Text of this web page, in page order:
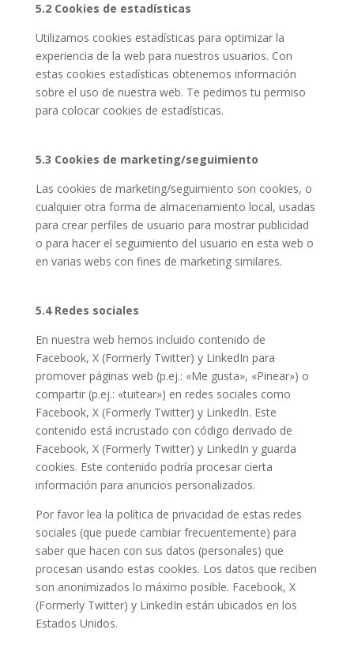
5.2 Cookies de estadísticas
Utilizamos cookies estadísticas para optimizar la
experiencia de la web para nuestros usuarios. Con
estas cookies estadísticas obtenemos información
sobre el uso de nuestra web. Te pedimos tu permiso
para colocar cookies de estadísticas.
5.3 Cookies de marketing/seguimiento
Las cookies de marketing/seguimiento son cookies, o
cualquier otra forma de almacenamiento local, usadas
para crear perfiles de usuario para mostrar publicidad
o para hacer el seguimiento del usuario en esta web o
en varias webs con fines de marketing similares.
5.4 Redes sociales
En nuestra web hemos incluido contenido de
Facebook, X (Formerly Twitter) y LinkedIn para
promover páginas web (p.ej.: «Me gusta», «Pinear») o
compartir (p.ej.: «tuitear») en redes sociales como
Facebook, X (Formerly Twitter) y LinkedIn. Este
contenido está incrustado con código derivado de
Facebook, X (Formerly Twitter) y LinkedIn y guarda
cookies. Este contenido podría procesar cierta
información para anuncios personalizados.
Por favor lea la política de privacidad de estas redes
sociales (que puede cambiar frecuentemente) para
saber que hacen con sus datos (personales) que
procesan usando estas cookies. Los datos que reciben
son anonimizados lo máximo posible. Facebook, X
(Formerly Twitter) y LinkedIn están ubicados en los
Estados Unidos.